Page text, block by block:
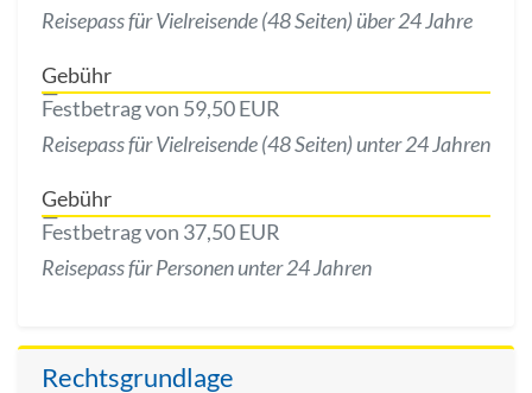
Reisepass für Vielreisende (48 Seiten) über 24 Jahre
Gebühr
Festbetrag von 59,50 EUR
Reisepass für Vielreisende (48 Seiten) unter 24 Jahren
Gebühr
Festbetrag von 37,50 EUR
Reisepass für Personen unter 24 Jahren
Rechtsgrundlage